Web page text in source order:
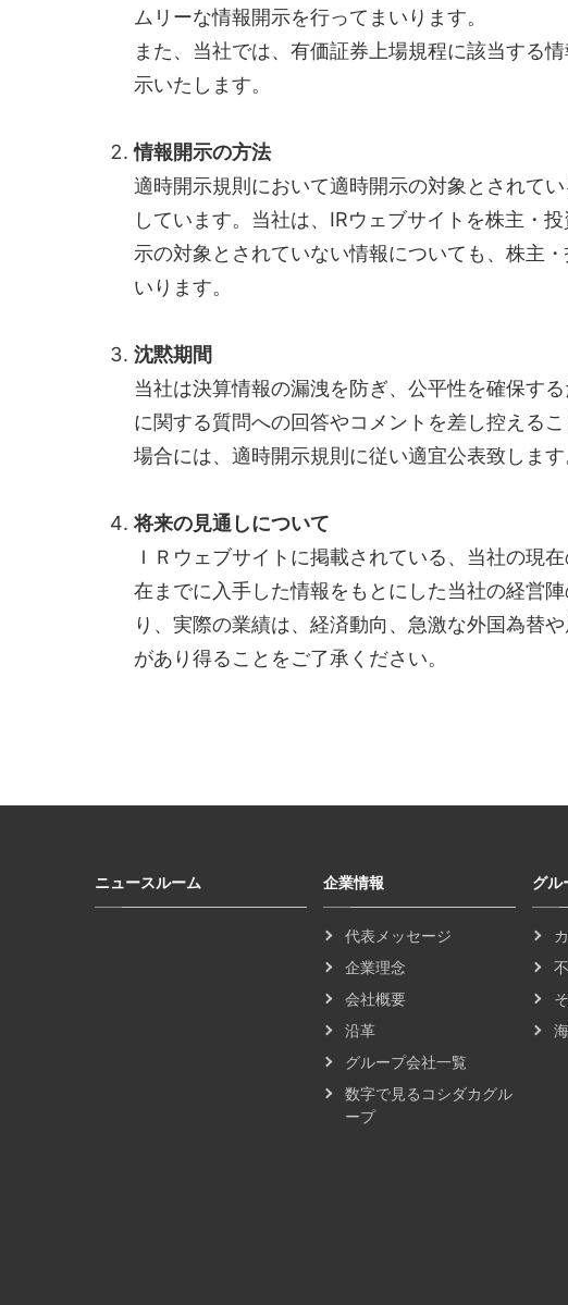
ムリーな情報開示を行ってまいります。
また、当社では、有価証券上場規程に該当する
示いたします。
情報開示の方法
適時開示規則において適時開示の対象とされて
しています。当社は、IRウェブサイトを株主・
示の対象とされていない情報についても、株主
いります。
沈黙期間
当社は決算情報の漏洩を防ぎ、公平性を確保す
に関する質問への回答やコメントを差し控える
場合には、適時開示規則に従い適宜公表致します
将来の見通しについて
ＩＲウェブサイトに掲載されている、当社の現
在までに入手した情報をもとにした当社の経営
り、実際の業績は、経済動向、急激な外国為替
があり得ることをご了承ください。
ニュースルーム 企業情報
代表メッセージ
企業理念
会社概要
沿革
グループ会社一覧
数字で見るコシダカグル
ープ
グル